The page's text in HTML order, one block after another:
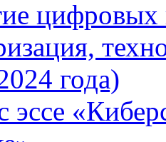
цифровых
года)
эссе